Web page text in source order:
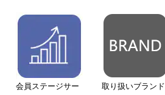
会員ステージサー
取り扱いブランド